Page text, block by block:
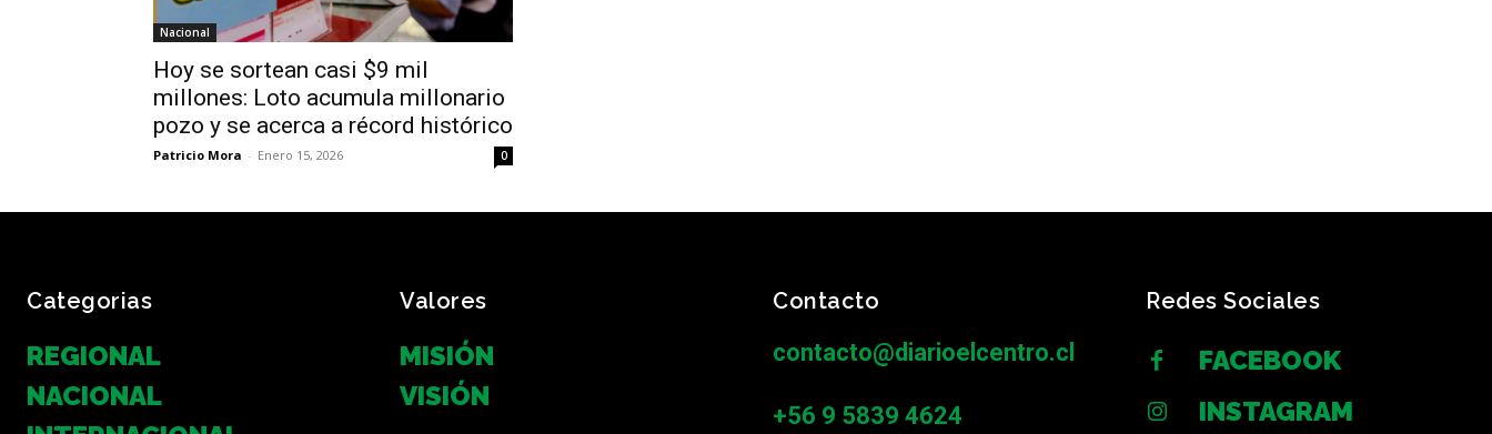
Nacional
Hoy se sortean casi $9 mil
millones: Loto acumula millonario
pozo y se acerca a récord histórico
Patricio Mora - Enero 15, 2026 0
Categorias
REGIONAL
NACIONAL
Valores
MISIÓN
VISIÓN
Contacto
contacto@diarioelcentro.cl
+56 9 5839 4624
Redes Sociales
FACEBOOK
INSTAGRAM